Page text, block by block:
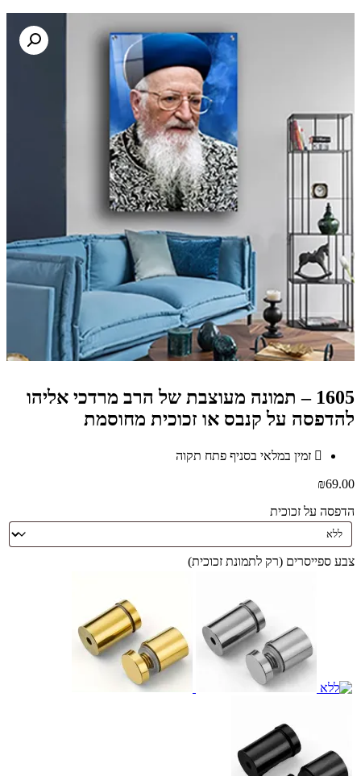
1605 – תמונה מעוצבת של הרב מרדכי אליהו
להדפסה על קנבס או זכוכית מחוסמת
זמין במלאי בסניף פתח תקוה
₪69.00
הדפסה על זכוכית
צבע ספייסרים (רק לתמונת זכוכית)